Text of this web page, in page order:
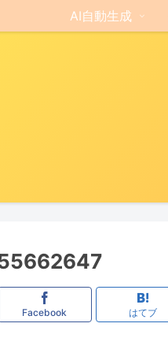
AI自動生成
Facebook はてブ